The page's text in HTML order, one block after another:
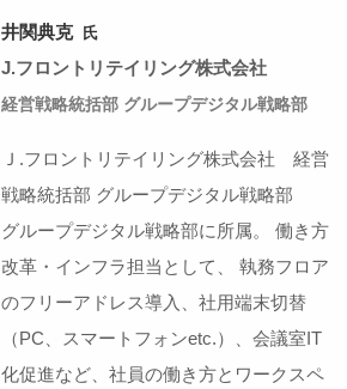
井関典克 氏
J.フロントリテイリング株式会社
経営戦略統括部 グループデジタル戦略部
Ｊ.フロントリテイリング株式会社 経営
戦略統括部 グループデジタル戦略部
グループデジタル戦略部に所属。 働き方
改革・インフラ担当として、 執務フロア
のフリーアドレス導入、社用端末切替
（PC、スマートフォンetc.）、会議室IT
化促進など、社員の働き方とワークスペ